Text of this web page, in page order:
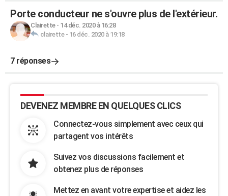
Porte conducteur ne s'ouvre plus de l'extérieur.
Clairette- 14 déc. 2020 à 16:28
clairette- 16 déc. 2020 à 19:18
7 réponses
DEVENEZ MEMBRE EN QUELQUES CLICS
Connectez-vous simplement avec ceux qui
partagent vos intérêts
Suivez vos discussions facilement et
obtenez plus de réponses
Mettez en avant votre expertise et aidez les